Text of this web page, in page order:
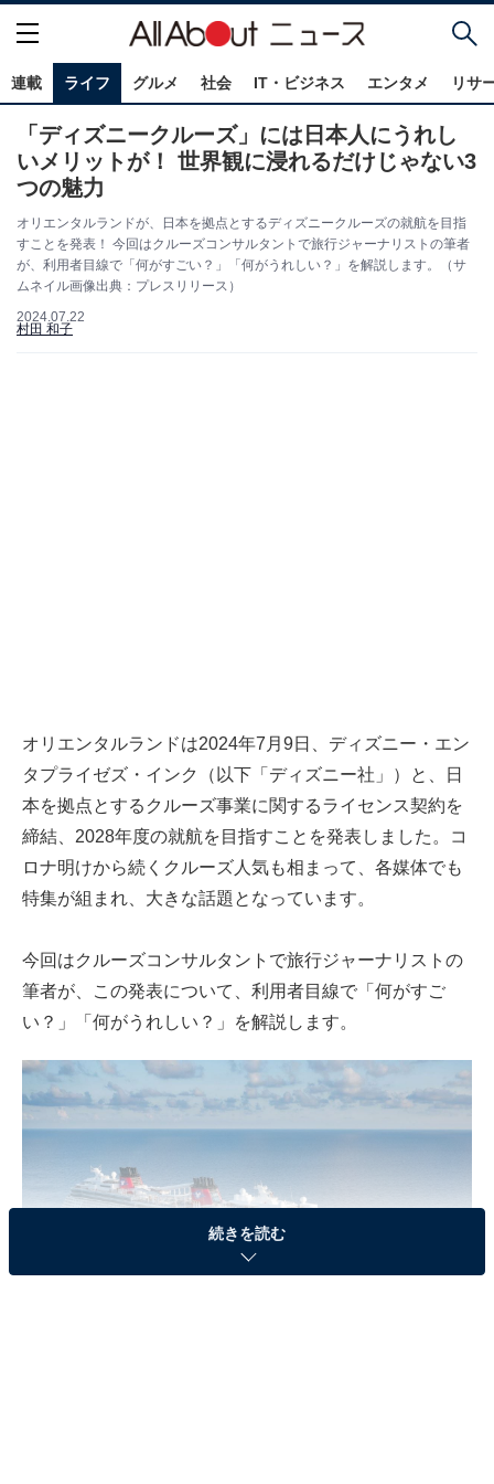
連載 ライフ グルメ 社会 IT・ビジネス エンタメ リサ
「ディズニークルーズ」には日本人にうれし
いメリットが！ 世界観に浸れるだけじゃない3
つの魅力
オリエンタルランドが、日本を拠点とするディズニークルーズの就航を目指
すことを発表！ 今回はクルーズコンサルタントで旅行ジャーナリストの筆者
が、利用者目線で「何がすごい？」「何がうれしい？」を解説します。（サ
ムネイル画像出典：プレスリリース）
2024.07.22
村田 和子
オリエンタルランドは2024年7月9日、ディズニー・エン
タプライゼズ・インク（以下「ディズニー社」）と、日
本を拠点とするクルーズ事業に関するライセンス契約を
締結、2028年度の就航を目指すことを発表しました。コ
ロナ明けから続くクルーズ人気も相まって、各媒体でも
特集が組まれ、大きな話題となっています。
今回はクルーズコンサルタントで旅行ジャーナリストの
筆者が、この発表について、利用者目線で「何がすご
い？」「何がうれしい？」を解説します。
続きを読む